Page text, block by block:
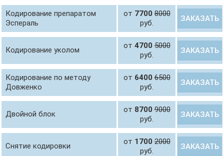
Кодирование препаратом
Эспераль
от 77008000
руб.
ЗАКАЗАТЬ
Кодирование уколом от 47005000
руб.
ЗАКАЗАТЬ
Кодирование по методу
Довженко
от 64006500
руб.
ЗАКАЗАТЬ
Двойной блок от 87009000
руб.
ЗАКАЗАТЬ
Снятие кодировки от 17002000
руб.
ЗАКАЗАТЬ